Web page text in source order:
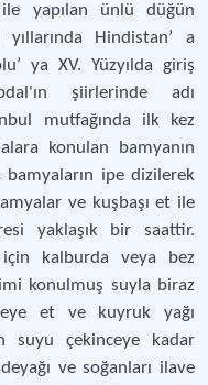
yapılan ünlü düğün
Hindistan’ a
ya XV. Yüzyılda giriş
şiirlerinde adı
mutfağında ilk kez
konulan bamyanın
ipe dizilerek
ve kuşbaşı et ile
yaklaşık bir saattir.
için kalburda veya bez
konulmuş suyla biraz
et ve kuyruk yağı
suyu çekinceye kadar
ve soğanları ilave